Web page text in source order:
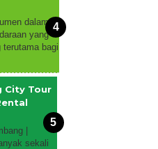
dalam
yang
terutama bagi
City Tour
|
sekali